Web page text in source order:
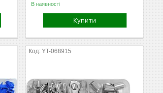
В наявності
Купити
YT-068915